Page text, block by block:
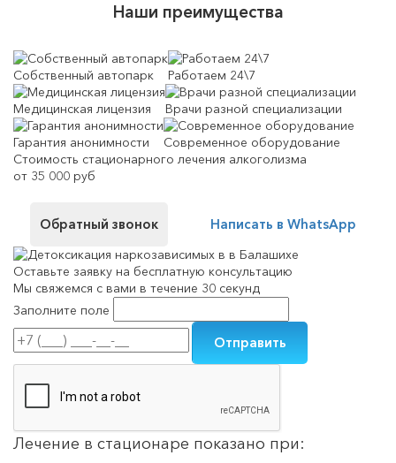
Наши преимущества
Собственный автопарк Работаем 24\7
Медицинская лицензия Врачи разной специализации
Гарантия анонимности
Современное оборудование
Стоимость стационарного лечения алкоголизма
от 35 000 руб
Обратный звонок Написать в WhatsApp
Оставьте заявку на бесплатную консультацию
Мы свяжемся с вами в течение 30 секунд
Заполните поле
Лечение в стационаре показано при: